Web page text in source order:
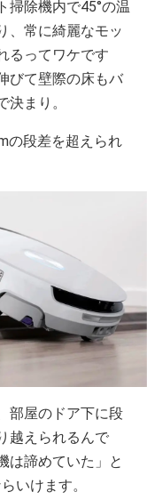
掃除機内で45°の温
、常に綺麗なモッ
るってワケです
びて壁際の床もバ
まり。
の段差を超えられ
部屋のドア下に段
越えられるんで
は諦めていた」と
いけます。